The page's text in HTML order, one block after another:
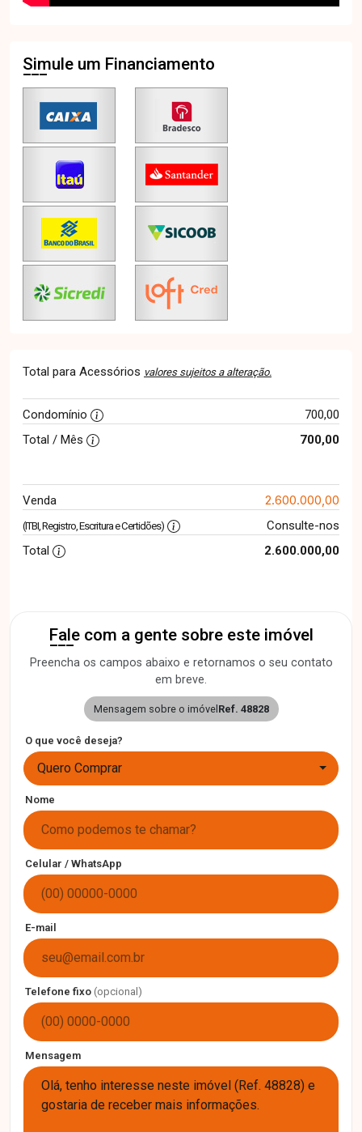
Simule um Financiamento
Total para Acessórios valores sujeitos a alteração.
Condomínio
700,00
Total / Mês
700,00
Venda 2.600.000,00
(ITBI, Registro, Escritura e Certidões)
Consulte-nos
Total
2.600.000,00
Fale com a gente sobre este imóvel
Preencha os campos abaixo e retornamos o seu contato
em breve.
Mensagem sobre o imóvel Ref. 48828
O que você deseja?
Quero Comprar
Nome
Celular / WhatsApp
E-mail
Telefone fixo (opcional)
Mensagem